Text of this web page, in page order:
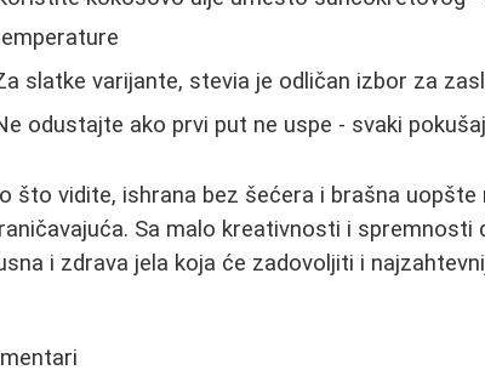
slatke varijante, stevia je odličan izbor za
odustajte ako prvi put ne uspe - svaki
što vidite, ishrana bez šećera i brašna uopšte
Sa malo kreativnosti i
i zdrava jela koja će zadovoljiti i